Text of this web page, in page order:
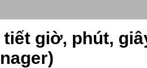
giờ, phút,